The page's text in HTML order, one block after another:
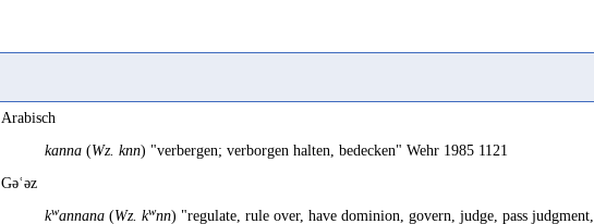
Arabisch
kanna (Wz. knn) "verbergen; verborgen halten, bedecken" Wehr 1985 1121
Gəʿəz
kwannana (Wz. kwnn) "regulate, rule over, have dominion, govern, judge, pass